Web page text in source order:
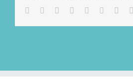
Facebook
TwitterLinkedIn
Reddit Whatsapp
Tumblr